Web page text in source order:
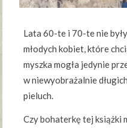
Lata 60-te i 70-te nie
młodych kobiet, które
myszka mogła jedynie
w niewyobrażalnie
pieluch.
Czy bohaterkę tej książki